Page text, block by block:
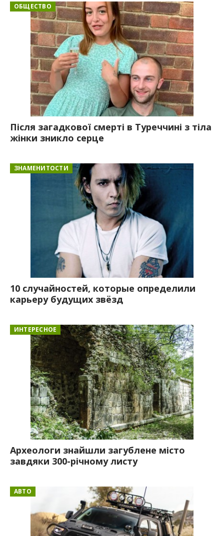
ОБЩЕСТВО
Після загадкової смерті в Туреччині з тіла
жінки зникло серце
ЗНАМЕНИТОСТИ
10 случайностей, которые определили
карьеру будущих звёзд
ИНТЕРЕСНОЕ
Археологи знайшли загублене місто
завдяки 300-річному листу
АВТО